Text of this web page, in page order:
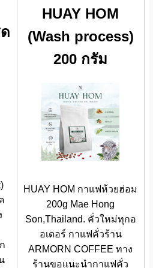
HUAY HOM
(Wash process)
200 กรัม
HUAY HOM กาแฟห้วยฮ่อม
200g Mae Hong
Son,Thailand. คั่วใหม่ทุกอ
อเดอร์ กาแฟคั่วร้าน
ARMORN COFFEE ทาง
ร้านขอแนะนำกาแฟคั่ว